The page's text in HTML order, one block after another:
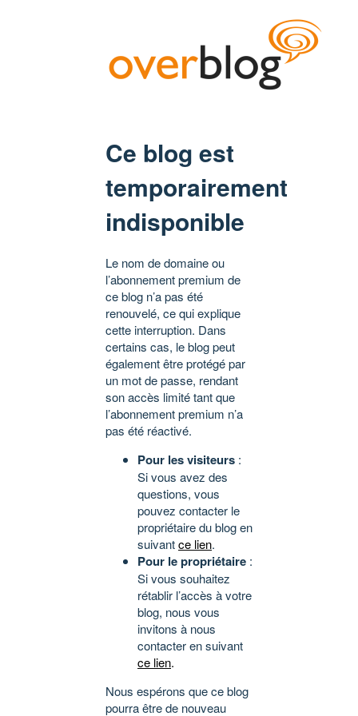
Ce blog est
temporairement
indisponible
Le nom de domaine ou
l’abonnement premium de
ce blog n’a pas été
renouvelé, ce qui explique
cette interruption. Dans
certains cas, le blog peut
également être protégé par
un mot de passe, rendant
son accès limité tant que
l’abonnement premium n’a
pas été réactivé.
Pour les visiteurs :
Si vous avez des
questions, vous
pouvez contacter le
propriétaire du blog en
suivantce lien.
Pour le propriétaire :
Si vous souhaitez
rétablir l’accès à votre
blog, nous vous
invitons à nous
contacter en suivant
ce lien.
Nous espérons que ce blog
pourra être de nouveau